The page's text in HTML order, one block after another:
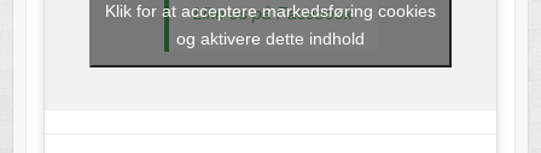
Like os på Facebook
Klik for at acceptere markedsføring cookies
og aktivere dette indhold